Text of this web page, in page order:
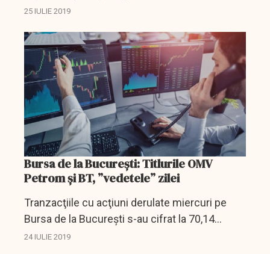
tranzacţiilor a coborât la 38,38 milioane de lei
25 IULIE 2019
Bursa de la București: Titlurile OMV
Petrom şi BT, ”vedetele” zilei
Tranzacţiile cu acţiuni derulate miercuri pe
Bursa de la Bucureşti s-au cifrat la 70,14
milioane de lei, a treia cea mai bună valoare din
24 IULIE 2019